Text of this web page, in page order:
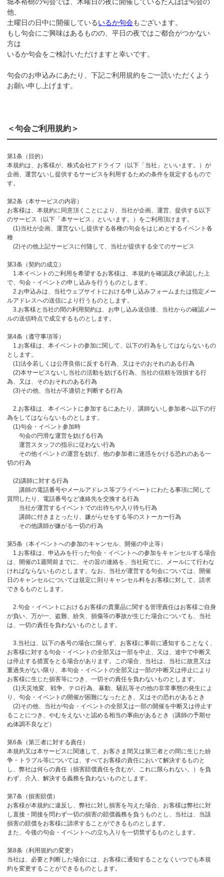
他、
土曜日の日中に開催しているいるか句会もございます。
もし句会にご興味はあるものの、平日の夜ではご都合がつかない
方は
いるか句会をご検討いただけますと幸いです。
句会のお申込みにあたり、下記ご利用規約をご一読いただくよう
お願い申し上げます。
＜句会ご利用規約＞
第1条（目的）
本規約は、お客様が、株式会社アドライフ（以下「当社」といいます。）が
企画、運営ないし提供するサービスを利用するための条件を規定するもので
す。
第2条（本サービスの内容）
お客様は、本規約に同意頂くことにより、当社が企画、運営、提供する以下
のサービス（以下「本サービス」といいます。）をご利用頂けます。
(1)当社が企画、運営ないし提供する各種の句会をはじめとするイベント各
種
(2)その他上記サービスに付随して、当社が提供する全てのサービス
第3条（契約の成立）
1.本イベントのご利用を希望するお客様は、本規約を確認及び承認した上
で、句会・イベントの申し込みを行うものとします。
2.お申込みは、当社ウェブサイトにおける申し込みフォームまたは指定メー
ルアドレスへの送信により行うものとします。
3.お客様と当社の間の利用契約は、お申し込み送信後、当社からの確認メー
ルの送信時点で成立するものとします。
第4条（遵守事項等）
1.お客様は、本イベントの参加に関して、以下の行為をしてはならないもの
とします。
(1)法令若しくは公序良俗に反する行為、又はそのおそれのある行為
(2)本サービスないし当社の活動を妨げる行為、当社の信頼を毀損する行
為、又は、そのおそれのある行為
(3)その他、当社が不適切と判断する行為
2.お客様は、本イベントに参加するにあたり、講師ないし参加者へ以下の行
為をしてはならないものとします。
(1)句会・イベント参加時
句会の円滑な運営を妨げる行為
運営スタッフの指示に従わない行為
その他イベントの運営を妨げ、他の参加者に迷惑をかける恐れのある一
切の行為
(2)講師に対する行為
講師の電話番号やメールアドレス等プライベートにわたる事項に関して
質問したり、電話番号など連絡先を交換する行為
当社が運営するイベントでの出待ちや入り待ち行為
講師に付きまとったり、嫌がらせをする等のストーカー行為
その他講師が嫌がる一切の行為
第5条（本イベントへの参加のキャンセル、開催の中止等）
1.お客様は、申込みを行った句会・イベントへの参加をキャンセルする場合
は、開催の1週間前までに、その旨の連絡を、当社宛てに、メールにて行わな
ければならないものとします。なお、当社が運営する句会については、開催
日のキャンセルについては規定に則りキャンセル料をお客様に対して、請求
できるものとします。
2.句会・イベントにおけるお客様の貴重品に関する管理責任はお客様ご自身
が負い、万が一、盗難、紛失、損傷等の事故が生じた場合についても、当社
は、一切の責任を負わないものとします。
3.当社は、以下の各号の場合に限らず、お客様に事前に通知することなく、
お客様に対する句会・イベントの全部又は一部を中止、又は、途中で中断又
は停止する措置をとる場合があります。この場合、当社は、当社に故意又は
重過失がない限り、本句会・イベントの全部又は一部の中断又は停止により
お客様に生じた損害等につき、一切その責任を負わないものとします。
(1)天災地変、戦争、テロ行為、暴動、騒乱等その他の非常事態の発生によ
り、句会・イベントの開催が困難になったとき、又はその恐れがあるとき
(2)その他、当社が句会・イベントの全部又は一部の開催を中断又は停止す
ることにつき、やむをえないと認める相当の事由があるとき（講師の予期せ
ぬ体調不良など）
第6条（第三者に対する責任）
本規約又は本サービスに関連して、お客さま間又は第三者との間に生じた紛
争・トラブル等については、すべてお客様の責任において解決するものと
し、弊社は何らの責任（損害賠償責任を含むが、これに限られない。）を負
わず、介入、解決する義務を負わないものとします。
第7条（損害賠償）
お客様が本規約に違反し、弊社に対し損害を与えた場合、お客様は弊社に対
し直接・間接を問わず一切の損害の賠償義務を負うものとし、当社は、当該
損害の賠償をお客様に請求することができるものとします。
また、今後の句会・イベントへの立ち入りを一切禁ずるものとします。
第8条（利用規約の変更）
当社は、必要と判断した場合には、お客様に通知することなくいつでも本規
約を変更することができるものとします。